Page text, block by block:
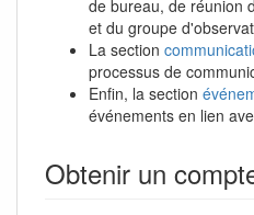
de bureau, de réunion
et du groupe
La section
processus de
Enfin, la section
événements en lien
Obtenir un